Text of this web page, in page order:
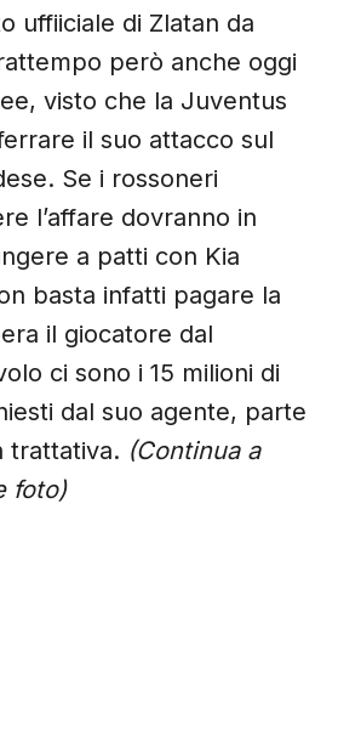
uffiiciale di Zlatan da
però anche oggi
visto che la Juventus
il suo attacco sul
Se i rossoneri
l’affare dovranno in
a patti con Kia
basta infatti pagare la
il giocatore dal
ci sono i 15 milioni di
dal suo agente, parte
trattativa. (Continua a
foto)